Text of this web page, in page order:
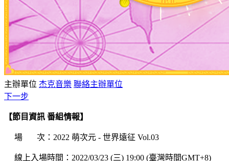
主辦單位 杰克音樂 聯絡主辦單位
下一步
【節目資訊 番組情報】
場 次：2022 萌次元 - 世界遠征 Vol.03
線上入場時間：2022/03/23 (三) 19:00 (臺灣時間GMT+8)